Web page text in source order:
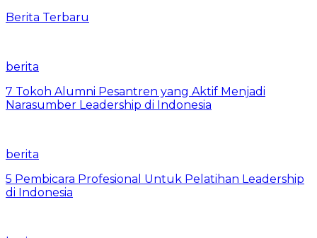
Berita Terbaru
berita
7 Tokoh Alumni Pesantren yang Aktif Menjadi
Narasumber Leadership di Indonesia
berita
5 Pembicara Profesional Untuk Pelatihan Leadership
di Indonesia